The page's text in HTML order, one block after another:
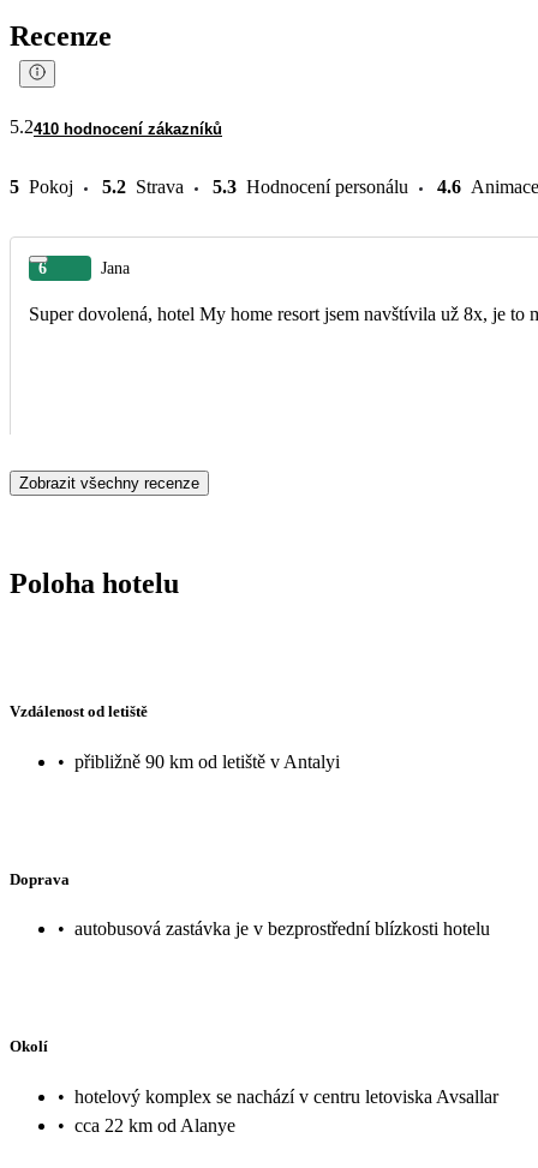
Recenze
5.2410 hodnocení zákazníků
5 Pokoj 5.2 Strava 5.3 Hodnocení personálu 4.6 Animace
6 Jana
Super dovolená, hotel My home resort jsem navštívila už 8x, je to
Zobrazit všechny recenze
Poloha hotelu
Vzdálenost od letiště
• přibližně 90 km od letiště v Antalyi
Doprava
• autobusová zastávka je v bezprostřední blízkosti hotelu
Okolí
• hotelový komplex se nachází v centru letoviska Avsallar
• cca 22 km od Alanye